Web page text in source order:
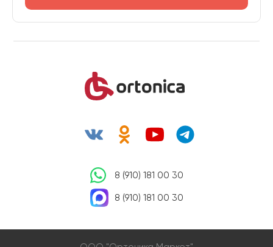
8 (910) 181 00 30
8 (910) 181 00 30